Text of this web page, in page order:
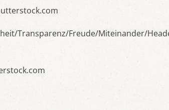
Transparenz/Freude/Miteinander/